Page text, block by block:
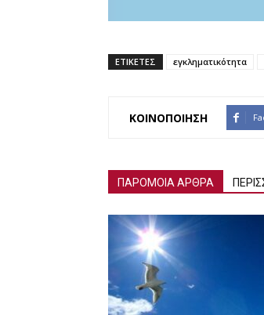
ΕΤΙΚΕΤΕΣ εγκληματικότητα
ΚΟΙΝΟΠΟΙΗΣΗ
ΠΑΡΟΜΟΙΑ ΑΡΘΡΑ